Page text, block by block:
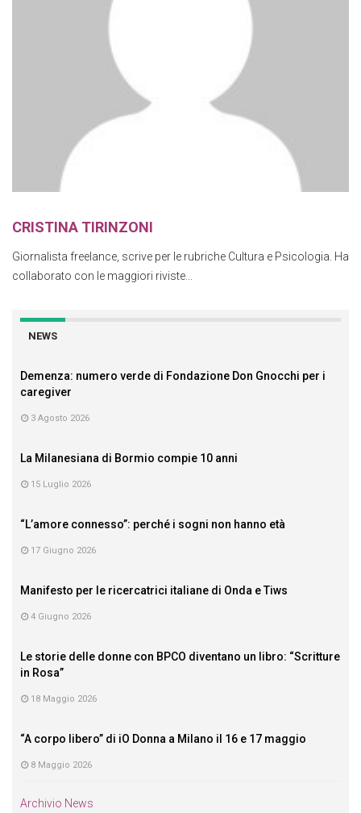
CRISTINA TIRINZONI
Giornalista freelance, scrive per le rubriche Cultura e Psicologia. Ha
collaborato con le maggiori riviste...
NEWS
Demenza: numero verde di Fondazione Don Gnocchi per i
caregiver
3 Agosto 2026
La Milanesiana di Bormio compie 10 anni
15 Luglio 2026
“L’amore connesso”: perché i sogni non hanno età
17 Giugno 2026
Manifesto per le ricercatrici italiane di Onda e Tiws
4 Giugno 2026
Le storie delle donne con BPCO diventano un libro: “Scritture
in Rosa”
18 Maggio 2026
“A corpo libero” di iO Donna a Milano il 16 e 17 maggio
8 Maggio 2026
Archivio News